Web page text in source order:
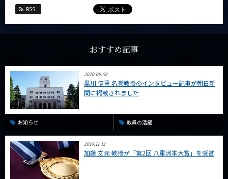
RSS
おすすめ記事
2020.09.08
黒川 信重 名誉教授のインタビュー記事が朝日新
聞に掲載されました
お知らせ 教員の活躍
2019.11.12
加藤 文元 教授が「第2回 八重洲本大賞」を受賞